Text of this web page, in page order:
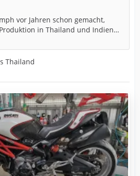
vor Jahren schon gemacht,
in Thailand und Indien…
Thailand